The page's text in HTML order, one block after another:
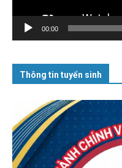
00:00
Thông tin tuyển sinh